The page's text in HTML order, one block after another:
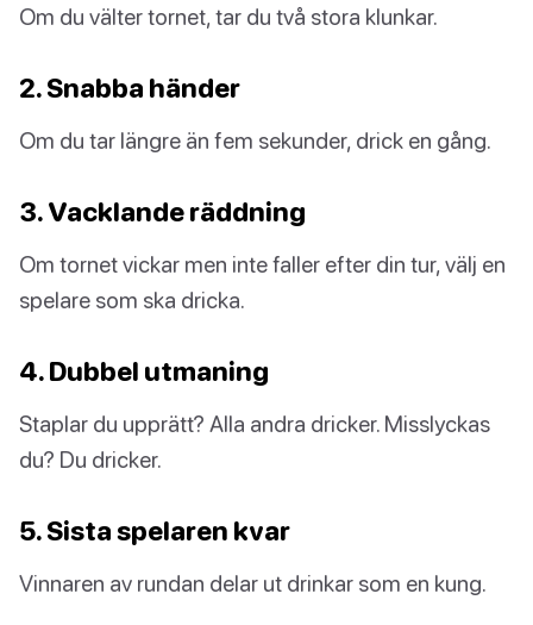
Om du välter tornet, tar du två stora klunkar.
2. Snabba händer
Om du tar längre än fem sekunder, drick en gång.
3. Vacklande räddning
Om tornet vickar men inte faller efter din tur, välj en
spelare som ska dricka.
4. Dubbel utmaning
Staplar du upprätt? Alla andra dricker. Misslyckas
du? Du dricker.
5. Sista spelaren kvar
Vinnaren av rundan delar ut drinkar som en kung.